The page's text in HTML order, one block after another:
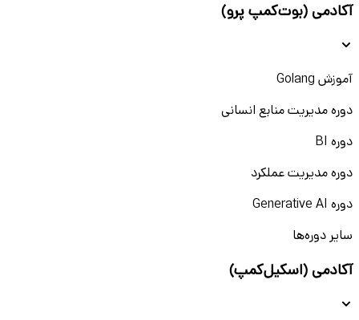
آکادمی (بوت‌کمپ پرو)
آموزش Golang
دوره مدیریت منابع انسانی
دوره BI
دوره مدیریت عملکرد
دوره Generative AI
سایر دوره‌ها
آکادمی (اسکیل‌کمپ)